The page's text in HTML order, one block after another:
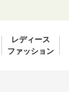
レディース
ファッション